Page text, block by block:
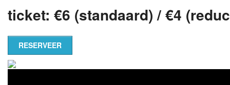
ticket: €6 (standaard) / €4
RESERVEER